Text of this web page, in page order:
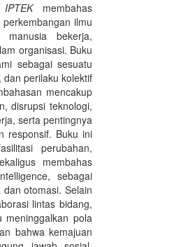
membahas
ilmu
bekerja,
organisasi. Buku
sebagai sesuatu
dan perilaku kolektif
mencakup
disrupsi teknologi,
serta pentingnya
responsif. Buku ini
perubahan,
membahas
sebagai
otomasi. Selain
lintas bidang,
meninggalkan pola
bahwa kemajuan